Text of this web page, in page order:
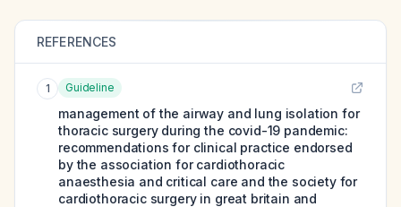
REFERENCES
1 Guideline
management of the airway and lung isolation for
thoracic surgery during the covid-19 pandemic:
recommendations for clinical practice endorsed
by the association for cardiothoracic
anaesthesia and critical care and the society for
cardiothoracic surgery in great britain and